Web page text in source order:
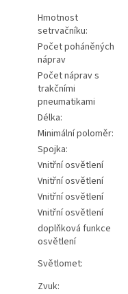
Hmotnost
setrvačníku:
Počet poháněných
náprav
Počet náprav s
trakčními
pneumatikami
Délka:
Minimální poloměr:
Spojka:
Vnitřní osvětlení
Vnitřní osvětlení
Vnitřní osvětlení
Vnitřní osvětlení
doplňková funkce
osvětlení
Světlomet:
Zvuk: